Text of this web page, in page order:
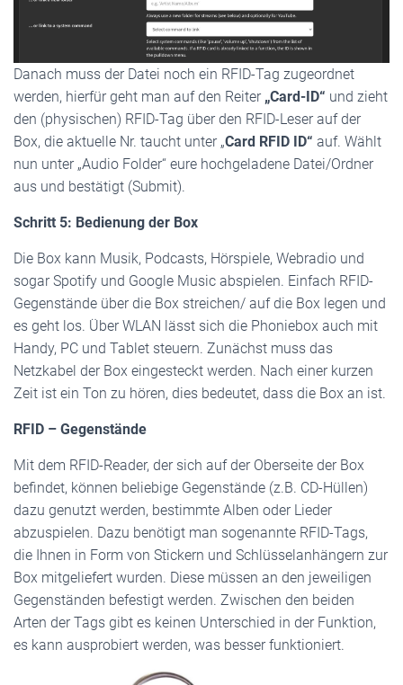
Danach muss der Datei noch ein RFID-Tag zugeordnet
werden, hierfür geht man auf den Reiter „Card-ID“ und zieht
den (physischen) RFID-Tag über den RFID-Leser auf der
Box, die aktuelle Nr. taucht unter „Card RFID ID“ auf. Wählt
nun unter „Audio Folder“ eure hochgeladene Datei/Ordner
aus und bestätigt (Submit).
Schritt 5: Bedienung der Box
Die Box kann Musik, Podcasts, Hörspiele, Webradio und
sogar Spotify und Google Music abspielen. Einfach RFID-
Gegenstände über die Box streichen/ auf die Box legen und
es geht los. Über WLAN lässt sich die Phoniebox auch mit
Handy, PC und Tablet steuern. Zunächst muss das
Netzkabel der Box eingesteckt werden. Nach einer kurzen
Zeit ist ein Ton zu hören, dies bedeutet, dass die Box an ist.
RFID – Gegenstände
Mit dem RFID-Reader, der sich auf der Oberseite der Box
befindet, können beliebige Gegenstände (z.B. CD-Hüllen)
dazu genutzt werden, bestimmte Alben oder Lieder
abzuspielen. Dazu benötigt man sogenannte RFID-Tags,
die Ihnen in Form von Stickern und Schlüsselanhängern zur
Box mitgeliefert wurden. Diese müssen an den jeweiligen
Gegenständen befestigt werden. Zwischen den beiden
Arten der Tags gibt es keinen Unterschied in der Funktion,
es kann ausprobiert werden, was besser funktioniert.